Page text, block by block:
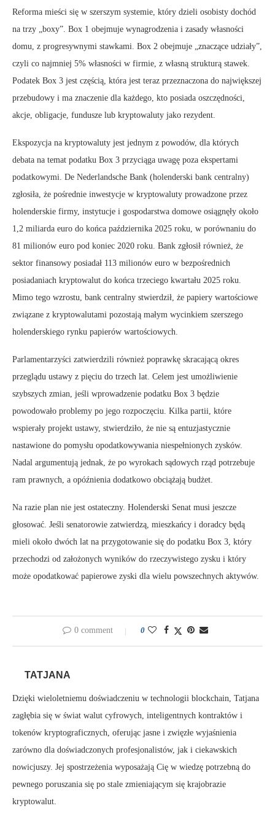
Reforma mieści się w szerszym systemie, który dzieli osobisty dochód
na trzy „boxy”. Box 1 obejmuje wynagrodzenia i zasady własności
domu, z progresywnymi stawkami. Box 2 obejmuje „znaczące udziały”,
czyli co najmniej 5% własności w firmie, z własną strukturą stawek.
Podatek Box 3 jest częścią, która jest teraz przeznaczona do największej
przebudowy i ma znaczenie dla każdego, kto posiada oszczędności,
akcje, obligacje, fundusze lub kryptowaluty jako rezydent.
Ekspozycja na kryptowaluty jest jednym z powodów, dla których
debata na temat podatku Box 3 przyciąga uwagę poza ekspertami
podatkowymi. De Nederlandsche Bank (holenderski bank centralny)
zgłosiła, że pośrednie inwestycje w kryptowaluty prowadzone przez
holenderskie firmy, instytucje i gospodarstwa domowe osiągnęły około
1,2 miliarda euro do końca października 2025 roku, w porównaniu do
81 milionów euro pod koniec 2020 roku. Bank zgłosił również, że
sektor finansowy posiadał 113 milionów euro w bezpośrednich
posiadaniach kryptowalut do końca trzeciego kwartału 2025 roku.
Mimo tego wzrostu, bank centralny stwierdził, że papiery wartościowe
związane z kryptowalutami pozostają małym wycinkiem szerszego
holenderskiego rynku papierów wartościowych.
Parlamentarzyści zatwierdzili również poprawkę skracającą okres
przeglądu ustawy z pięciu do trzech lat. Celem jest umożliwienie
szybszych zmian, jeśli wprowadzenie podatku Box 3 będzie
powodowało problemy po jego rozpoczęciu. Kilka partii, które
wspierały projekt ustawy, stwierdziło, że nie są entuzjastycznie
nastawione do pomysłu opodatkowywania niespełnionych zysków.
Nadal argumentują jednak, że po wyrokach sądowych rząd potrzebuje
ram prawnych, a opóźnienia dodatkowo obciążają budżet.
Na razie plan nie jest ostateczny. Holenderski Senat musi jeszcze
głosować. Jeśli senatorowie zatwierdzą, mieszkańcy i doradcy będą
mieli około dwóch lat na przygotowanie się do podatku Box 3, który
przechodzi od założonych wyników do rzeczywistego zysku i który
może opodatkować papierowe zyski dla wielu powszechnych aktywów.
0 comment 0
TATJANA
Dzięki wieloletniemu doświadczeniu w technologii blockchain, Tatjana
zagłębia się w świat walut cyfrowych, inteligentnych kontraktów i
tokenów kryptograficznych, oferując jasne i zwięzłe wyjaśnienia
zarówno dla doświadczonych profesjonalistów, jak i ciekawskich
nowicjuszy. Jej spostrzeżenia wyposażają Cię w wiedzę potrzebną do
pewnego poruszania się po stale zmieniającym się krajobrazie
kryptowalut.